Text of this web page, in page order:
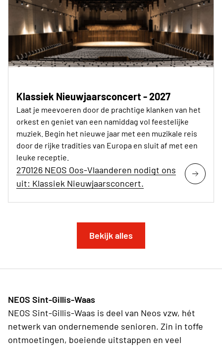
Klassiek Nieuwjaarsconcert - 2027
Laat je meevoeren door de prachtige klanken van het
orkest en geniet van een namiddag vol feestelijke
muziek. Begin het nieuwe jaar met een muzikale reis
door de rijke tradities van Europa en sluit af met een
leuke receptie.
270126 NEOS Oos-Vlaanderen nodigt ons
uit: Klassiek Nieuwjaarsconcert.
Bekijk alles
NEOS Sint-Gillis-Waas
NEOS Sint-Gillis-Waas is deel van Neos vzw, hét
netwerk van ondernemende senioren. Zin in toffe
ontmoetingen, boeiende uitstappen en veel